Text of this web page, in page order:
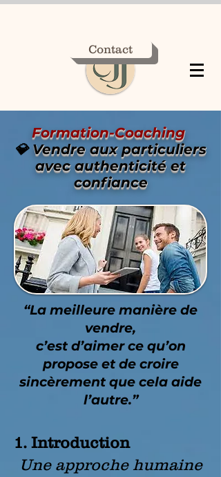
Contact
Formation-Coaching
💎 Vendre aux particuliers
avec authenticité et
confiance
“La meilleure manière de
vendre,
c’est d’aimer ce qu’on
propose et de croire
sincèrement que cela aide
l’autre.”
1. Introduction
Une approche humaine